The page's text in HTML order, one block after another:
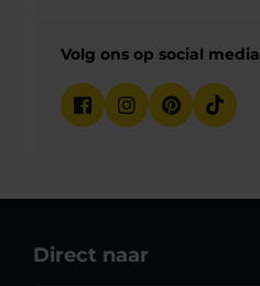
Volg ons op social media
Direct naar